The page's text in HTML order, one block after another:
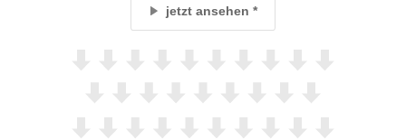
jetzt ansehen